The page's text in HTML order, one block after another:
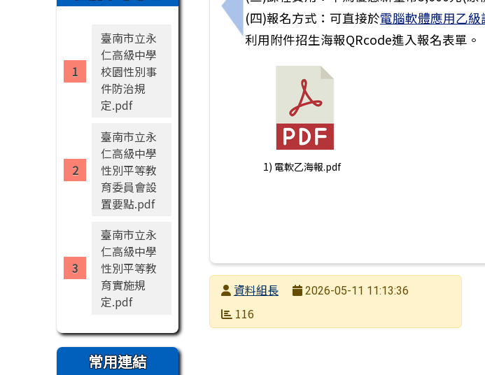
臺南市立永
仁高級中學
校園性別事
件防治規
定.pdf
臺南市立永
仁高級中學
性別平等教
育委員會設
置要點.pdf
臺南市立永
仁高級中學
性別平等教
育實施規
定.pdf
常用連結
上一筆：『高中、國中營隊』國立臺灣師範
(四)報名方式：可直接於電腦軟體應用乙
利用附件招生海報QRcode進入報名表單。
1) 電軟乙海報.pdf
發布者資料組長
發布日期
2026-05-11 11:13:36
瀏覽次數
116